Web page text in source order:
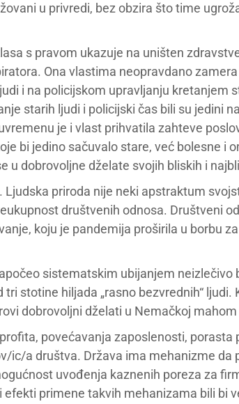
u privredi, bez obzira što time
s pravom ukazuje na uništen
Ona vlastima neopravdano
i na policijskom upravljanju kretanjem
starih ljudi i policijski čas bili su jedini
je i vlast prihvatila zahteve
bi jedino sačuvalo stare, već bolesne i
u dobrovoljne dželate svojih bliskih i
Ljudska priroda nije neki apstraktum
društvenih odnosa. Društveni
koju je pandemija proširila u borbu
sistematskim ubijanjem neizlečivo
stotine hiljada „rasno bezvrednih“ ljudi.
dobrovoljni dželati u Nemačkoj mahom
povećavanja zaposlenosti, porasta
ic/a društva. Država ima mehanizme da
uvođenja kaznenih poreza za
primene takvih mehanizama bili bi